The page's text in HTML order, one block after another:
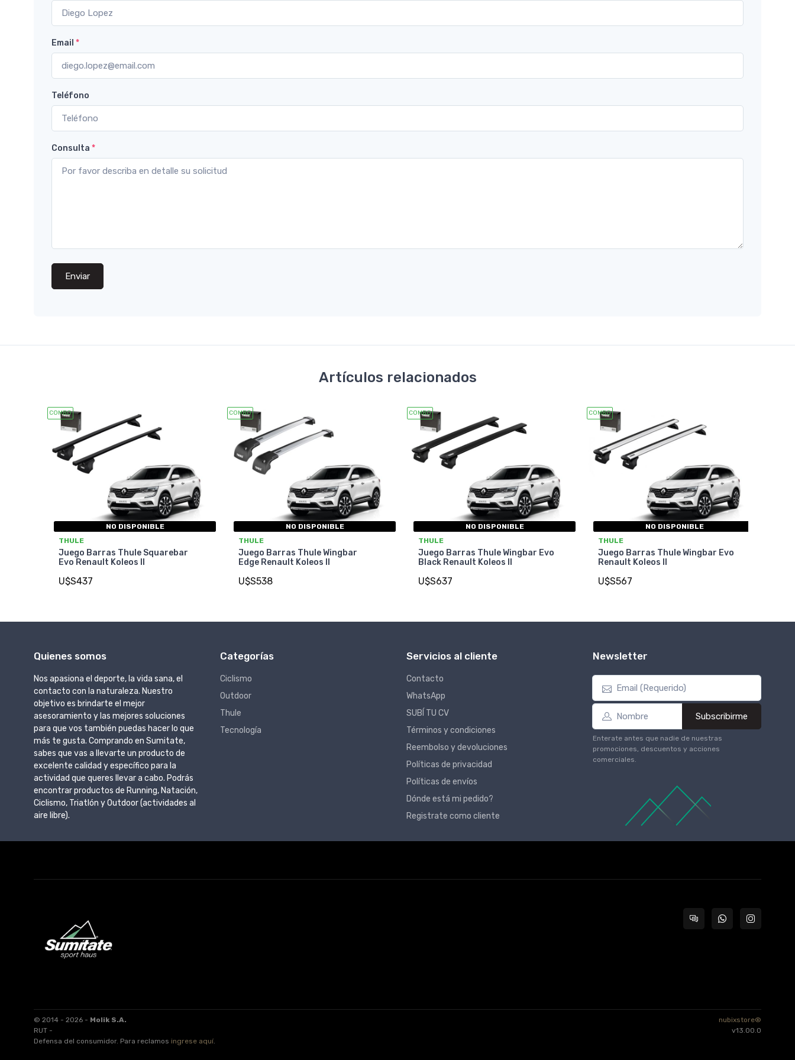
Email *
Teléfono
Consulta *
Enviar
Artículos relacionados
COMBO
NO DISPONIBLE
THULE
Juego Barras Thule Squarebar
Evo Renault Koleos II
U$S437
COMBO
NO DISPONIBLE
THULE
Juego Barras Thule Wingbar
Edge Renault Koleos II
U$S538
COMBO
NO DISPONIBLE
THULE
Juego Barras Thule Wingbar Evo
Black Renault Koleos II
U$S637
COMBO
NO DISPONIBLE
THULE
Juego Barras Thule Wingbar Evo
Renault Koleos II
U$S567
Quienes somos
Nos apasiona el deporte, la vida sana, el
contacto con la naturaleza. Nuestro
objetivo es brindarte el mejor
asesoramiento y las mejores soluciones
para que vos también puedas hacer lo que
más te gusta. Comprando en Sumitate,
sabes que vas a llevarte un producto de
excelente calidad y específico para la
actividad que queres llevar a cabo. Podrás
encontrar productos de Running, Natación,
Ciclismo, Triatlón y Outdoor (actividades al
aire libre).
Categorías
Ciclismo
Outdoor
Thule
Tecnología
Servicios al cliente
Contacto
WhatsApp
SUBÍ TU CV
Términos y condiciones
Reembolso y devoluciones
Políticas de privacidad
Políticas de envíos
Dónde está mi pedido?
Registrate como cliente
Newsletter
Subscribirme
Enterate antes que nadie de nuestras
promociones, descuentos y acciones
comerciales.
© 2014 - 2026 - Molik S.A.
RUT -
Defensa del consumidor. Para reclamos ingrese aquí.
nubixstore®
v13.00.0